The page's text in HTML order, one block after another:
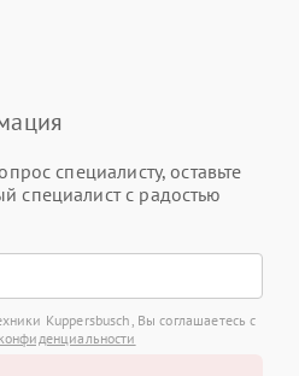
специалисту, оставьте
специалист с радостью
Kuppersbusch, Вы соглашаетесь с